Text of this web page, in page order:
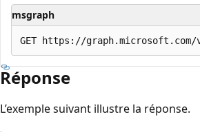
msgraph
Réponse
L’exemple suivant illustre la réponse.